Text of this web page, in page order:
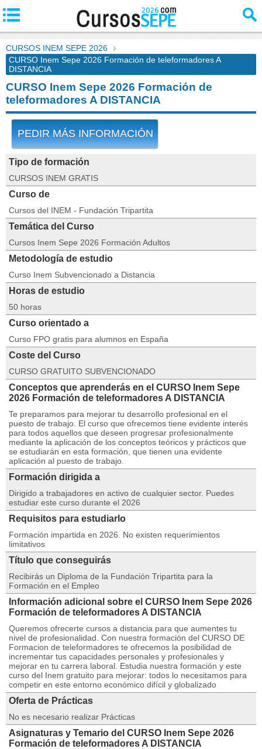
CURSOS INEM SEPE 2026
CURSO Inem Sepe 2026 Formación de teleformadores A
DISTANCIA
CURSO Inem Sepe 2026 Formación de
teleformadores A DISTANCIA
PEDIR MÁS INFORMACIÓN
Tipo de formación
CURSOS INEM GRATIS
Curso de
Cursos del INEM - Fundación Tripartita
Temática del Curso
Cursos Inem Sepe 2026 Formación Adultos
Metodología de estudio
Curso Inem Subvencionado a Distancia
Horas de estudio
50 horas
Curso orientado a
Curso FPO gratis para alumnos en España
Coste del Curso
CURSO GRATUITO SUBVENCIONADO
Conceptos que aprenderás en el CURSO Inem Sepe
2026 Formación de teleformadores A DISTANCIA
Te preparamos para mejorar tu desarrollo profesional en el
puesto de trabajo. El curso que ofrecemos tiene evidente interés
para todos aquellos que deseen progresar profesionalmente
mediante la aplicación de los conceptos teóricos y prácticos que
se estudiarán en esta formación, que tienen una evidente
aplicación al puesto de trabajo.
Formación dirigida a
Dirigido a trabajadores en activo de cualquier sector. Puedes
estudiar este curso durante el 2026
Requisitos para estudiarlo
Formación impartida en 2026. No existen requerimientos
limitativos
Título que conseguirás
Recibirás un Diploma de la Fundación Tripartita para la
Formación en el Empleo
Información adicional sobre el CURSO Inem Sepe 2026
Formación de teleformadores A DISTANCIA
Queremos ofrecerte cursos a distancia para que aumentes tu
nivel de profesionalidad. Con nuestra formación del CURSO DE
Formacion de teleformadores te ofrecemos la posibilidad de
incrementar tus capacidades personales y profesionales y
mejorar en tu carrera laboral. Estudia nuestra formación y este
curso del Inem gratuito para mejorar: todos lo necesitamos para
competir en este entorno económico difícil y globalizado
Oferta de Prácticas
No es necesario realizar Prácticas
Asignaturas y Temario del CURSO Inem Sepe 2026
Formación de teleformadores A DISTANCIA